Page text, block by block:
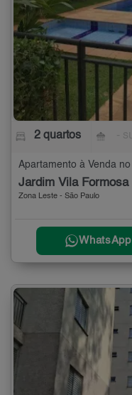
2 quartos
Jardim Vila Formosa
Zona Leste - São Paulo
WhatsApp